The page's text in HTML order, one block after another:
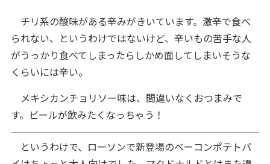
チリ系の酸味がある辛みがきいています。激辛で食べ
られない、というわけではないけど、辛いもの苦手な人
がうっかり食べてしまったらしかめ面してしまいそうな
くらいには辛い。
メキシカンチョリソー味は、間違いなくおつまみで
す。ビールが飲みたくなっちゃう！
というわけで、ローソンで新登場のベーコンポテトパ